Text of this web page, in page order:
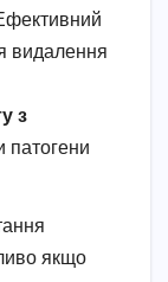
видалення
з
патогени
якщо